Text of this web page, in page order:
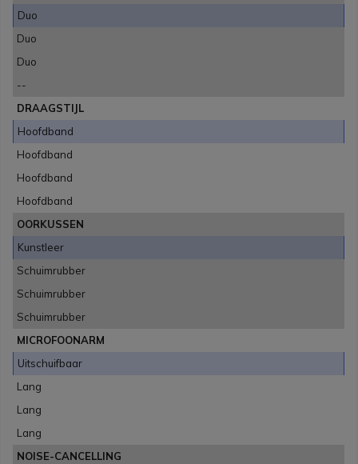
Duo
Duo
Duo
--
DRAAGSTIJL
Hoofdband
Hoofdband
Hoofdband
Hoofdband
OORKUSSEN
Kunstleer
Schuimrubber
Schuimrubber
Schuimrubber
MICROFOONARM
Uitschuifbaar
Lang
Lang
Lang
NOISE-CANCELLING